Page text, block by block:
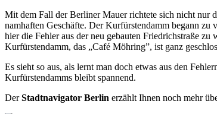
Mit dem Fall der Berliner Mauer richtete sich nicht nur
namhaften Geschäfte. Der Kurfürstendamm begann zu
hier die Fehler aus der neu gebauten Friedrichstraße
Kurfürstendamm, das „Café Möhring”, ist ganz
Es sieht so aus, als lernt man doch etwas aus den
Kurfürstendamms bleibt spannend.
DerStadtnavigator Berlin erzählt Ihnen noch mehr